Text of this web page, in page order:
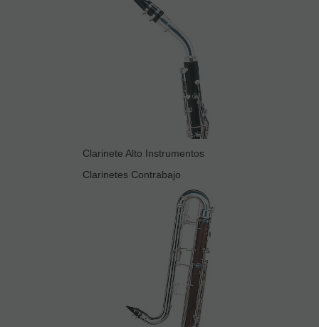
Clarinete Alto Instrumentos
Clarinetes Contrabajo